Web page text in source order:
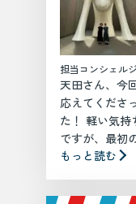
担当コンシェル
天田さん、今
応えてくださ
た！ 軽い気持
ですが、最初
もっと読む